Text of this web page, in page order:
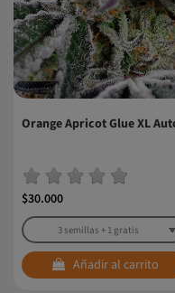
Orange Apricot Glue XL
$30.000
Añadir al carrito